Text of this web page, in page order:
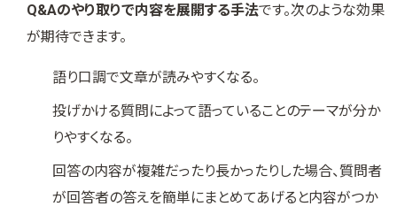
Q&Aのやり取りで内容を展開する手法です。次のような効果
が期待できます。
語り口調で文章が読みやすくなる。
投げかける質問によって語っていることのテーマが分か
りやすくなる。
回答の内容が複雑だったり長かったりした場合、質問者
が回答者の答えを簡単にまとめてあげると内容がつか